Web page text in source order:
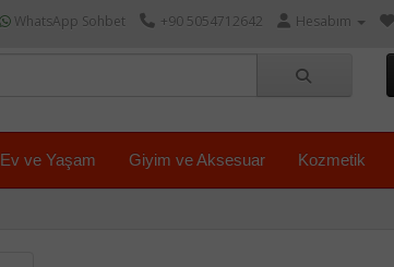
WhatsApp Sohbet +90 5054712642 Hesabım
Ev ve Yaşam Giyim ve Aksesuar Kozmetik